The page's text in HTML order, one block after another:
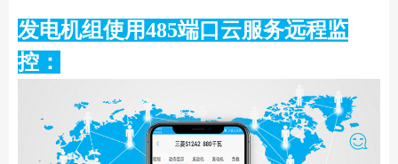
发电机组使用485端口云服务远程监
控：